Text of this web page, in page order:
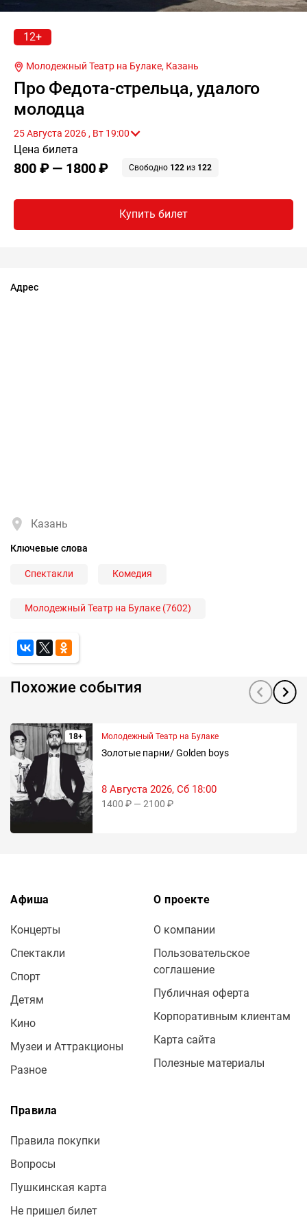
12+
Молодежный Театр на Булаке, Казань
Про Федота-стрельца, удалого
молодца
25 Августа 2026 , Вт 19:00
Цена билета
800 ₽ — 1800 ₽ Свободно 122 из 122
Купить билет
Адрес
Казань
Ключевые слова
Спектакли Комедия
Молодежный Театр на Булаке (7602)
Похожие события
18+ Молодежный Театр на Булаке
Золотые парни/ Golden boys
8 Августа 2026, Сб 18:00
1400 ₽ — 2100 ₽
Афиша
Концерты
Спектакли
Спорт
Детям
Кино
Музеи и Аттракционы
Разное
О проекте
О компании
Пользовательское
соглашение
Публичная оферта
Корпоративным клиентам
Карта сайта
Полезные материалы
Правила
Правила покупки
Вопросы
Пушкинская карта
Не пришел билет